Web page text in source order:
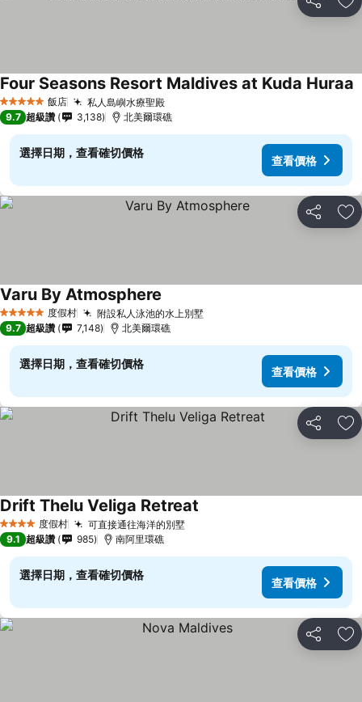
分享 加
5 星級 飯店 私人島嶼水療聖殿
Four Seasons Resort Maldives at Kuda Huraa
9.7 超級讚 3,138 北美爾環礁
選擇日期，查看確切價格
查看價格
分享 加
5 星級 度假村 附設私人泳池的水上別墅
Varu By Atmosphere
9.7 超級讚 7,148 北美爾環礁
選擇日期，查看確切價格
查看價格
分享 加
4 星級 度假村 可直接通往海洋的別墅
Drift Thelu Veliga Retreat
9.1 超級讚 985 南阿里環礁
選擇日期，查看確切價格
查看價格
分享 加